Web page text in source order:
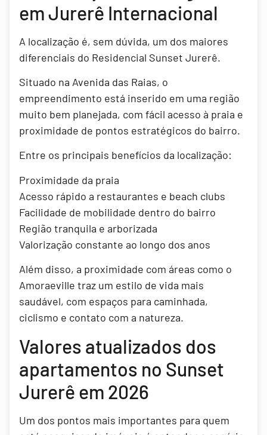
em Jurerê Internacional
A localização é, sem dúvida, um dos maiores
diferenciais do Residencial Sunset Jurerê.
Situado na Avenida das Raias, o
empreendimento está inserido em uma região
muito bem planejada, com fácil acesso à praia e
proximidade de pontos estratégicos do bairro.
Entre os principais benefícios da localização:
Proximidade da praia
Acesso rápido a restaurantes e beach clubs
Facilidade de mobilidade dentro do bairro
Região tranquila e arborizada
Valorização constante ao longo dos anos
Além disso, a proximidade com áreas como o
Amoraeville traz um estilo de vida mais
saudável, com espaços para caminhada,
ciclismo e contato com a natureza.
Valores atualizados dos
apartamentos no Sunset
Jurerê em 2026
Um dos pontos mais importantes para quem